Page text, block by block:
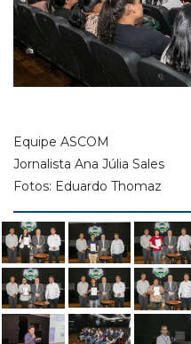
Equipe ASCOM
Jornalista Ana Júlia Sales
Fotos: Eduardo Thomaz